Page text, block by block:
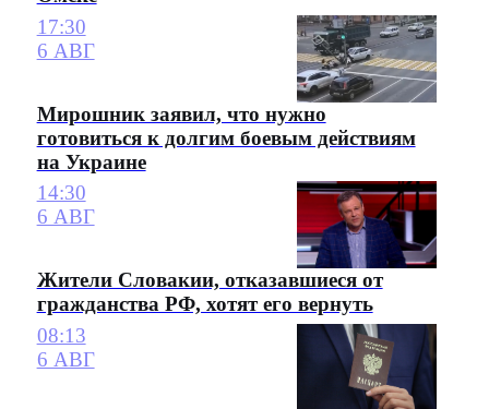
17:30
6 АВГ
Мирошник заявил, что нужно
готовиться к долгим боевым действиям
на Украине
14:30
6 АВГ
Жители Словакии, отказавшиеся от
гражданства РФ, хотят его вернуть
08:13
6 АВГ